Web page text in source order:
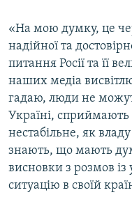
«На мою думку, це
надійної та
питання Росії та її
наших медіа
гадаю, люди не
Україні,
нестабільне, як
знають, що мають
висновки з розмов
ситуацію в своїй